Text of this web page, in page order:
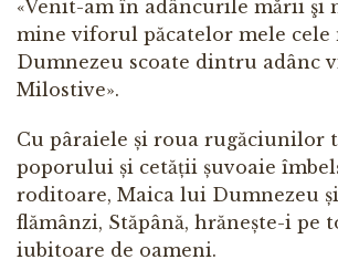
«Venit-am în adâncurile mării şi
mine viforul păcatelor mele cele
Dumnezeu scoate dintru adânc
Milostive».
Cu pâraiele și roua rugăciunilor
poporului și cetății șuvoaie
roditoare, Maica lui Dumnezeu
flămânzi, Stăpână, hrănește-i pe
iubitoare de oameni.